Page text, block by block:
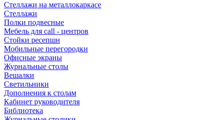
Стеллажи на металлокаркасе
Стеллажи
Полки подвесные
Мебель для call - центров
Стойки ресепшн
Мобильные перегородки
Офисные экраны
Журнальные столы
Вешалки
Светильники
Дополнения к столам
Кабинет руководителя
Библиотека